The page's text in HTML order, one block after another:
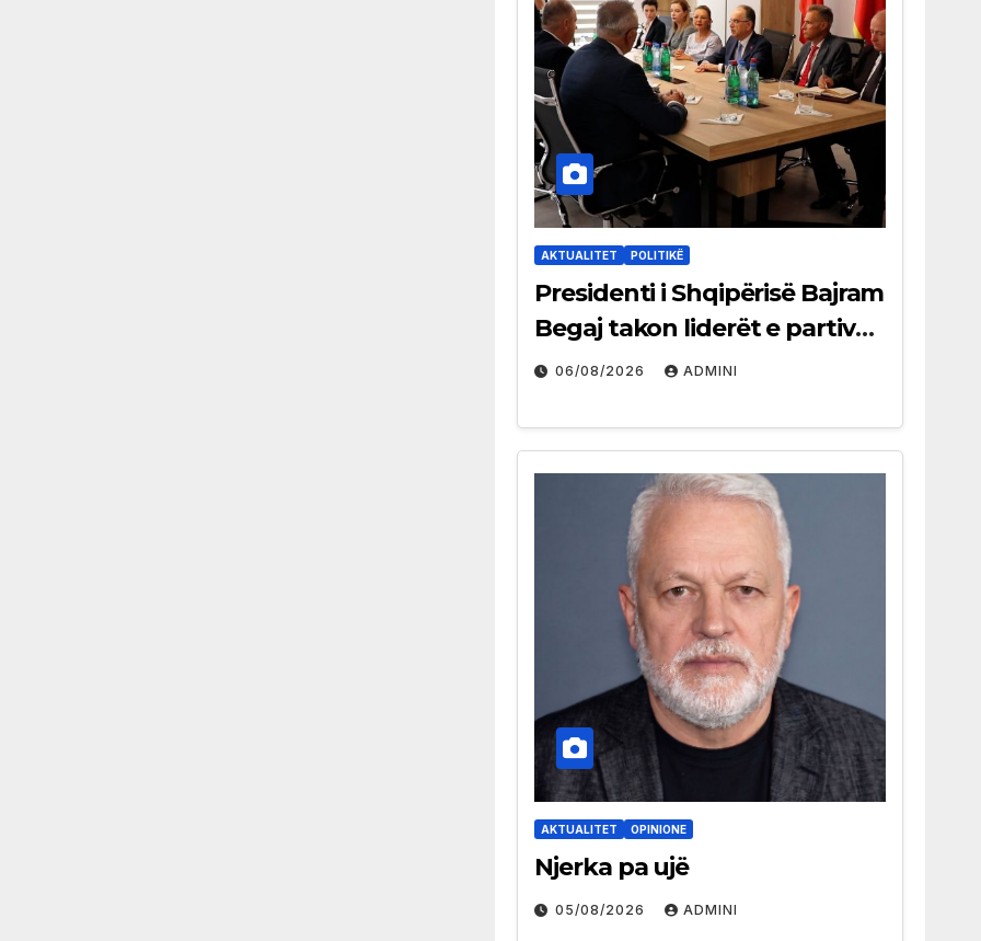
AKTUALITET POLITIKË
Presidenti i Shqipërisë Bajram
Begaj takon liderët e partive
shqiptare në Ulqin
06/08/2026 ADMINI
AKTUALITET OPINIONE
Njerka pa ujë
05/08/2026 ADMINI